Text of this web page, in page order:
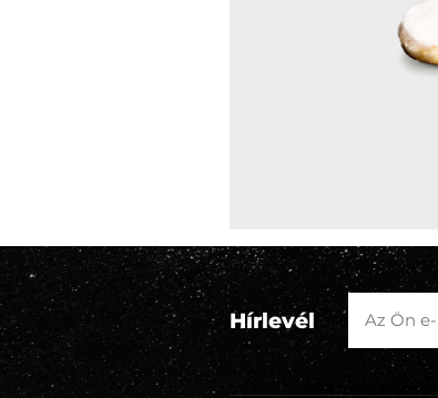
Hírlevél